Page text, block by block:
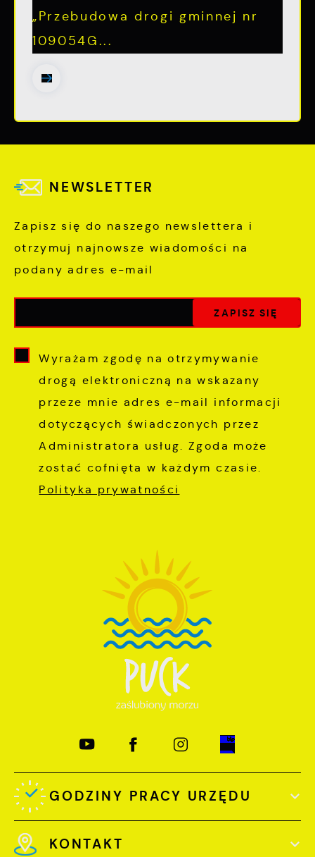
„Przebudowa drogi gminnej nr
109054G...
NEWSLETTER
Zapisz się do naszego newslettera i
otrzymuj najnowsze wiadomości na
podany adres e-mail
Wyrażam zgodę na otrzymywanie
drogą elektroniczną na wskazany
przeze mnie adres e-mail informacji
dotyczących świadczonych przez
Administratora usług. Zgoda może
zostać cofnięta w każdym czasie.
Polityka prywatności
GODZINY PRACY URZĘDU
KONTAKT